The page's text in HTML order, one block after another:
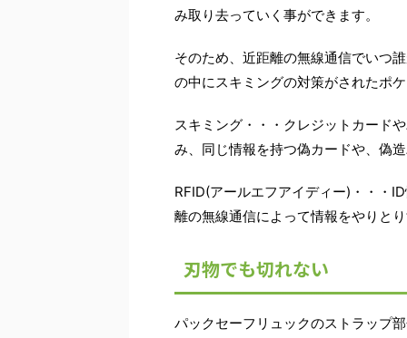
み取り去っていく事ができます。
そのため、近距離の無線通信でいつ
の中にスキミングの対策がされたポ
スキミング・・・クレジットカード
み、同じ情報を持つ偽カードや、偽
RFID(アールエフアイディー)・・・
離の無線通信によって情報をやりと
刃物でも切れない
パックセーフリュックのストラップ